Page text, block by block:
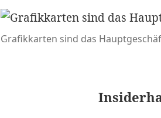
Grafikkarten sind das